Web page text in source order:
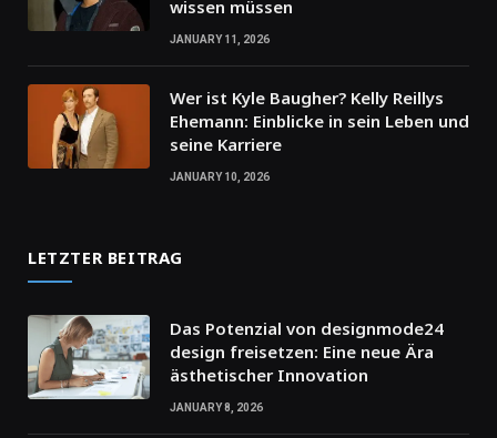
wissen müssen
JANUARY 11, 2026
Wer ist Kyle Baugher? Kelly Reillys
Ehemann: Einblicke in sein Leben und
seine Karriere
JANUARY 10, 2026
LETZTER BEITRAG
Das Potenzial von designmode24
design freisetzen: Eine neue Ära
ästhetischer Innovation
JANUARY 8, 2026